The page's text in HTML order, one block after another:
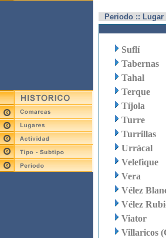
Periodo :: Lugar
Suflí
Tabernas
Tahal
Terque
Tíjola
Turre
Turrillas
Urrácal
Velefique
Vera
Vélez
Vélez
Viator
Villaricos